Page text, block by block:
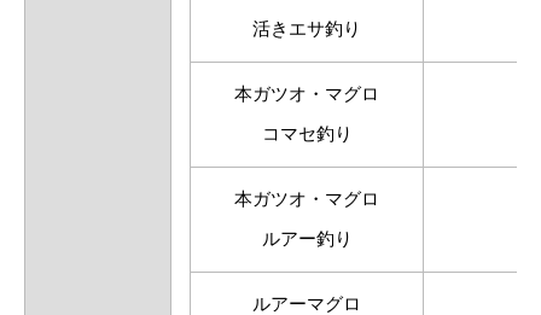
活きエサ釣り
本ガツオ・マグロ
コマセ釣り
本ガツオ・マグロ
ルアー釣り
ルアーマグロ